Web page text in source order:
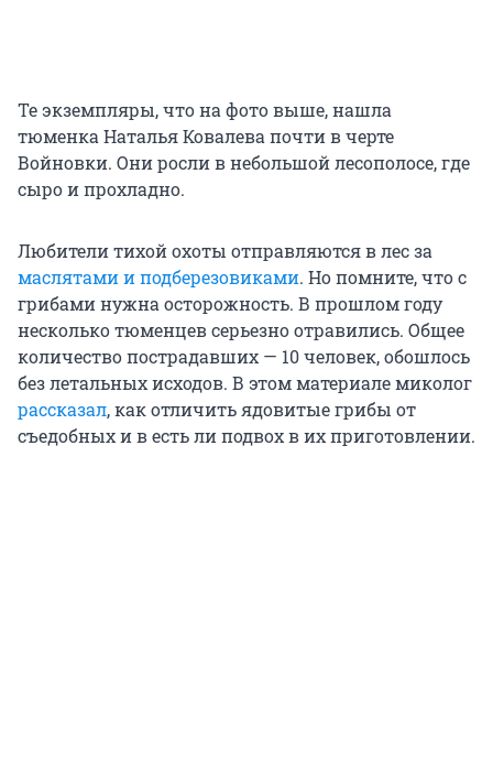
Те экземпляры, что на фото выше, нашла
тюменка Наталья Ковалева почти в черте
Войновки. Они росли в небольшой лесополосе, где
сыро и прохладно.
Любители тихой охоты отправляются в лес за
маслятами и подберезовиками. Но помните, что с
грибами нужна осторожность. В прошлом году
несколько тюменцев серьезно отравились. Общее
количество пострадавших — 10 человек, обошлось
без летальных исходов. В этом материале миколог
рассказал, как отличить ядовитые грибы от
съедобных и в есть ли подвох в их приготовлении.